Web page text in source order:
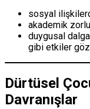
sosyal
akademik
duygusal
gibi etkiler
Dürtüsel
Davranışlar